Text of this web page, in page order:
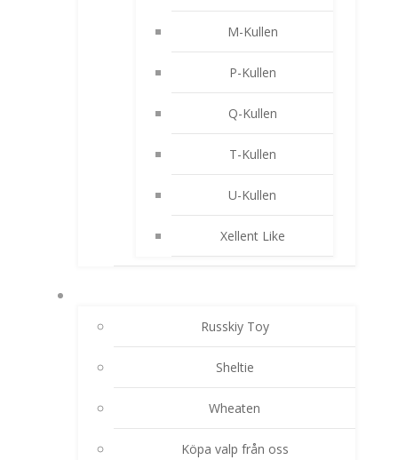
M-Kullen
P-Kullen
Q-Kullen
T-Kullen
U-Kullen
Xellent Like
Russkiy Toy
Sheltie
Wheaten
Köpa valp från oss